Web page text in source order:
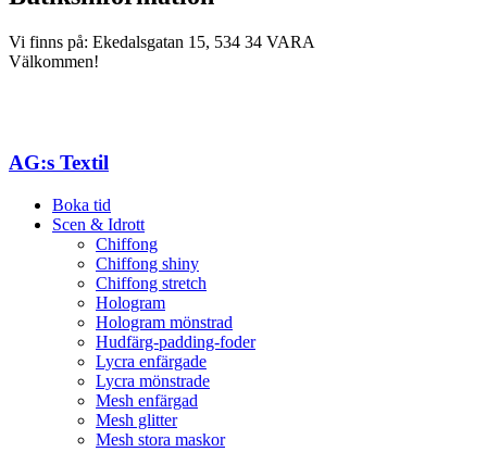
Vi finns på: Ekedalsgatan 15, 534 34 VARA
Välkommen!
AG:s Textil
Boka tid
Scen & Idrott
Chiffong
Chiffong shiny
Chiffong stretch
Hologram
Hologram mönstrad
Hudfärg-padding-foder
Lycra enfärgade
Lycra mönstrade
Mesh enfärgad
Mesh glitter
Mesh stora maskor